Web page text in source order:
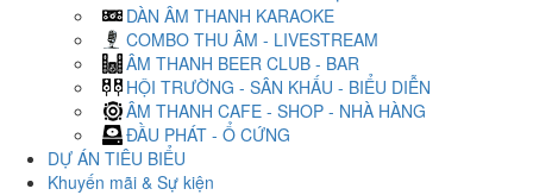
DÀN ÂM THANH KARAOKE
COMBO THU ÂM - LIVESTREAM
ÂM THANH BEER CLUB - BAR
HỘI TRƯỜNG - SÂN KHẤU - BIỂU DIỄN
ÂM THANH CAFE - SHOP - NHÀ HÀNG
ĐẦU PHÁT - Ổ CỨNG
DỰ ÁN TIÊU BIỂU
Khuyến mãi & Sự kiện